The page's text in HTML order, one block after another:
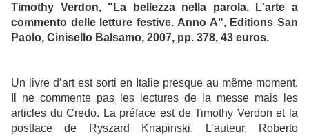
Timothy Verdon, "La bellezza nella parola. L'arte a
commento delle letture festive. Anno A", Editions San
Paolo, Cinisello Balsamo, 2007, pp. 378, 43 euros.
Un livre d’art est sorti en Italie presque au même moment.
Il ne commente pas les lectures de la messe mais les
articles du Credo. La préface est de Timothy Verdon et la
postface de Ryszard Knapinski. L’auteur, Roberto